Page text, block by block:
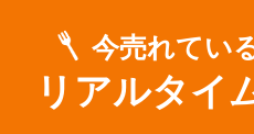
今売れてい
リアルタイ